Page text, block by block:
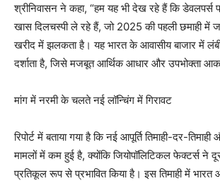
श्रीनिवासन ने कहा, “हम यह भी देख रहे हैं कि डेवलपर्स
खास दिलचस्पी ले रहे हैं, जो 2025 की पहली छमाही में
खरीद में झलकता है। यह भारत के आवासीय बाजार में
दर्शाता है, जिसे मजबूत आर्थिक आधार और उपभोक्ता
मांग में नरमी के चलते नई लॉन्चिंग में गिरावट
रिपोर्ट में बताया गया है कि नई आपूर्ति तिमाही-दर-तिमाही
मामलों में कम हुई है, क्योंकि जियोपॉलिटिकल फेक्टर्स ने
प्रतिकूल रूप से प्रभावित किया है। इस तिमाही में भारत